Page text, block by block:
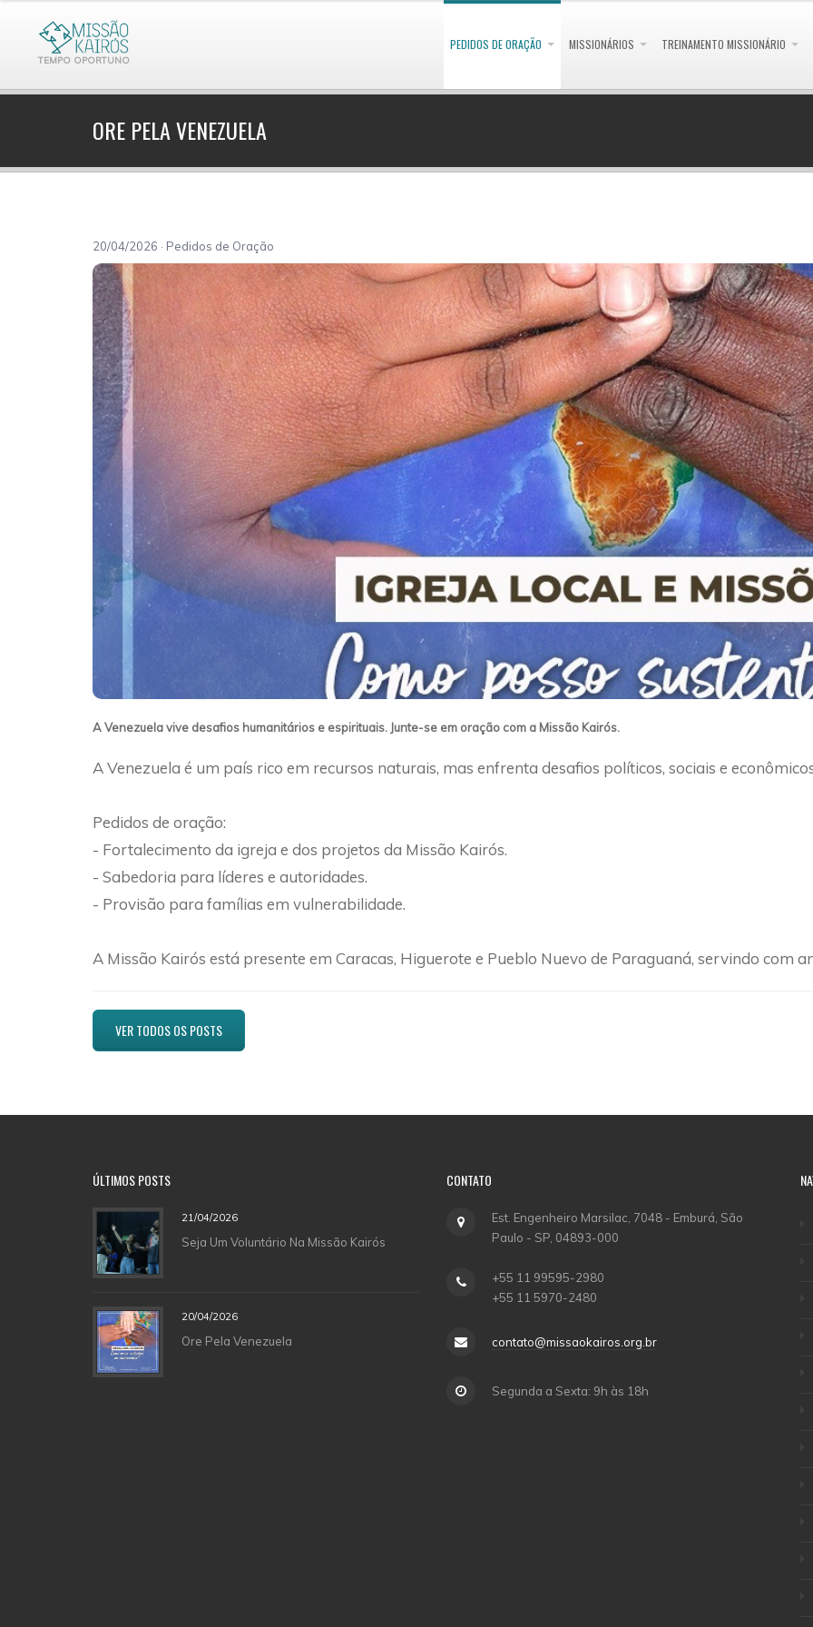
TEMPO OPORTUNO
PEDIDOS DE ORAÇÃO MISSIONÁRIOS TREINAMENTO MISSIONÁRIO
ORE PELA VENEZUELA
20/04/2026 · Pedidos de Oração
A Venezuela vive desafios humanitários e espirituais. Junte-se em oração com a Missão Kairós.
A Venezuela é um país rico em recursos naturais, mas enfrenta desafios políticos, sociais e
Pedidos de oração:
- Fortalecimento da igreja e dos projetos da Missão Kairós.
- Sabedoria para líderes e autoridades.
- Provisão para famílias em vulnerabilidade.
A Missão Kairós está presente em Caracas, Higuerote e Pueblo Nuevo de Paraguaná, servindo com
VER TODOS OS POSTS
ÚLTIMOS POSTS
21/04/2026
Seja Um Voluntário Na Missão Kairós
20/04/2026
Ore Pela Venezuela
CONTATO
Est. Engenheiro Marsilac, 7048 - Emburá, São
Paulo - SP, 04893-000
+55 11 99595-2980
+55 11 5970-2480
contato@missaokairos.org.br
Segunda a Sexta: 9h às 18h